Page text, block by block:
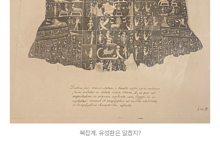
복잡계. 유성환은 알겠지?